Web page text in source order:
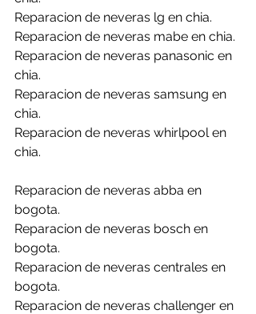
Reparacion de neveras lg en chia.
Reparacion de neveras mabe en chia.
Reparacion de neveras panasonic en
chia.
Reparacion de neveras samsung en
chia.
Reparacion de neveras whirlpool en
chia.
Reparacion de neveras abba en
bogota.
Reparacion de neveras bosch en
bogota.
Reparacion de neveras centrales en
bogota.
Reparacion de neveras challenger en